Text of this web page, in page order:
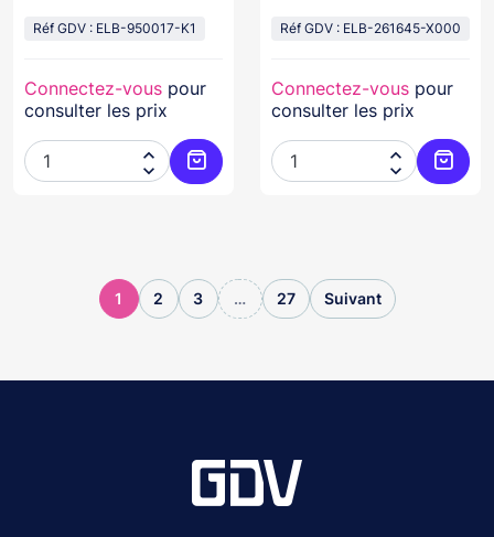
Réf GDV : ELB-950017-K1
Connectez-vous pour
consulter les prix


Ajouter au panier
Réf GDV : ELB-261645-X000
Connectez-vous pour
consulter les prix


1 2 3 … 27 Suivant